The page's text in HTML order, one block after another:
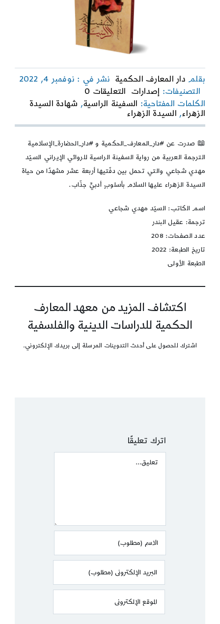
بقلم دار المعارف الحكمية نشر في : نوفمبر 4, 2022
التصنيفات: إصدارات التعليقات 0
on
السفينة
الراسية
الكلمات المفتاحية: السفينة الراسية, شهادة السيدة
الزهراء, السيدة الزهراء
📖 صدرت عن #دار_المعارف_الحكمية و #دار_الحضارة_الإسلامية
الترجمة العربية من رواية السفينة الراسية للروائي الإيراني السيّد
مهدي شجاعي والتي تحمل بين دفّتيها أربعة عشر مشهدًا من حياة
السيدة الزهراء عليها السلام بأسلوبٍ أدبيٍّ جذّاب.
اسم الكاتب: السيّد مهدي شجاعي
ترجمة: عقيل البندر
عدد الصفحات: 208
تاريخ الطبعة: 2022
الطبعة الأولى
اكتشاف المزيد من معهد المعارف
الحكمية للدراسات الدينية والفلسفية
اشترك للحصول على أحدث التدوينات المرسلة إلى بريدك الإلكتروني.
اترك تعليقًا
Comment